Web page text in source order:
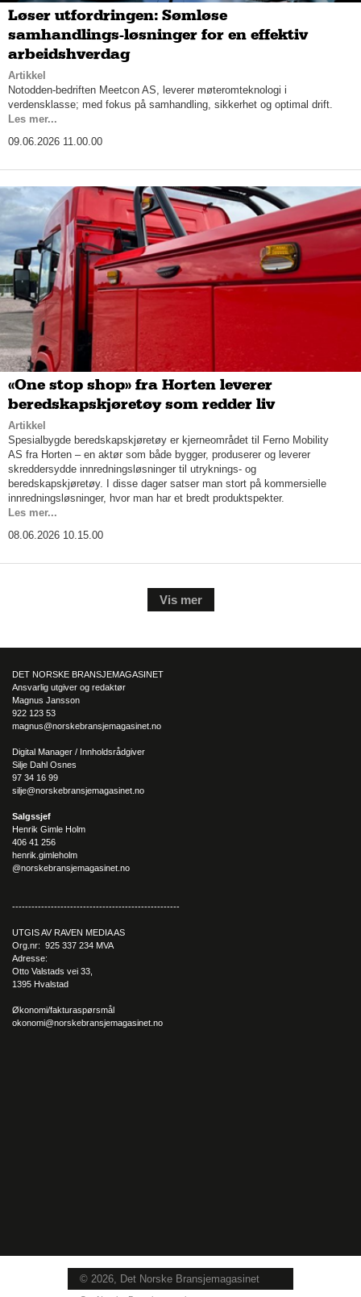
Løser utfordringen: Sømløse
samhandlings-løsninger for en effektiv
arbeidshverdag
Artikkel
Notodden-bedriften Meetcon AS, leverer møteromteknologi i
verdensklasse; med fokus på samhandling, sikkerhet og optimal drift.
Les mer...
09.06.2026 11.00.00
«One stop shop» fra Horten leverer
beredskapskjøretøy som redder liv
Artikkel
Spesialbygde beredskapskjøretøy er kjerneområdet til Ferno Mobility
AS fra Horten – en aktør som både bygger, produserer og leverer
skreddersydde innredningsløsninger til utryknings- og
beredskapskjøretøy. I disse dager satser man stort på kommersielle
innredningsløsninger, hvor man har et bredt produktspekter.
Les mer...
08.06.2026 10.15.00
Vis mer
DET NORSKE BRANSJEMAGASINET
Ansvarlig utgiver og redaktør
Magnus Jansson
922 123 53
magnus@norskebransjemagasinet.no
Digital Manager / Innholdsrådgiver
Silje Dahl Osnes
97 34 16 99
silje@norskebransjemagasinet.no
Salgssjef
Henrik Gimle Holm
406 41 256
henrik.gimleholm
@norskebransjemagasinet.no
----------------------------------------------------
UTGIS AV RAVEN MEDIA AS
Org.nr: 925 337 234 MVA
Adresse:
Otto Valstads vei 33,
1395 Hvalstad
Økonomi/fakturaspørsmål
okonomi@norskebransjemagasinet.no
© 2026, Det Norske Bransjemagasinet